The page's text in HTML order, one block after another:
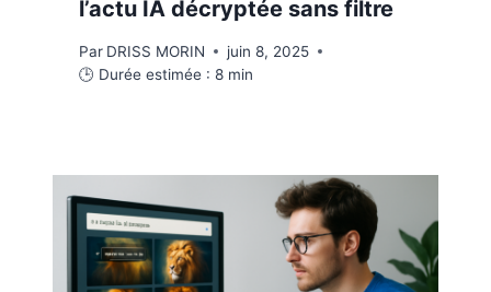
l’actu IA décryptée sans filtre
Par DRISS MORIN
juin 8, 2025
🕒 Durée estimée : 8 min